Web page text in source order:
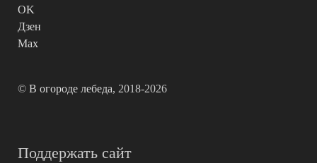
OK
Дзен
Max
© В огороде лебеда, 2018-2026
Поддержать сайт